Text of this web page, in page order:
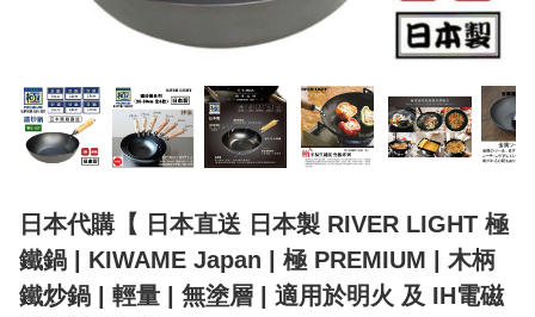
日本代購【 日本直送 日本製 RIVER LIGHT 極
鐵鍋 | KIWAME Japan | 極 PREMIUM | 木柄
鐵炒鍋 | 輕量 | 無塗層 | 適用於明火 及 IH電磁